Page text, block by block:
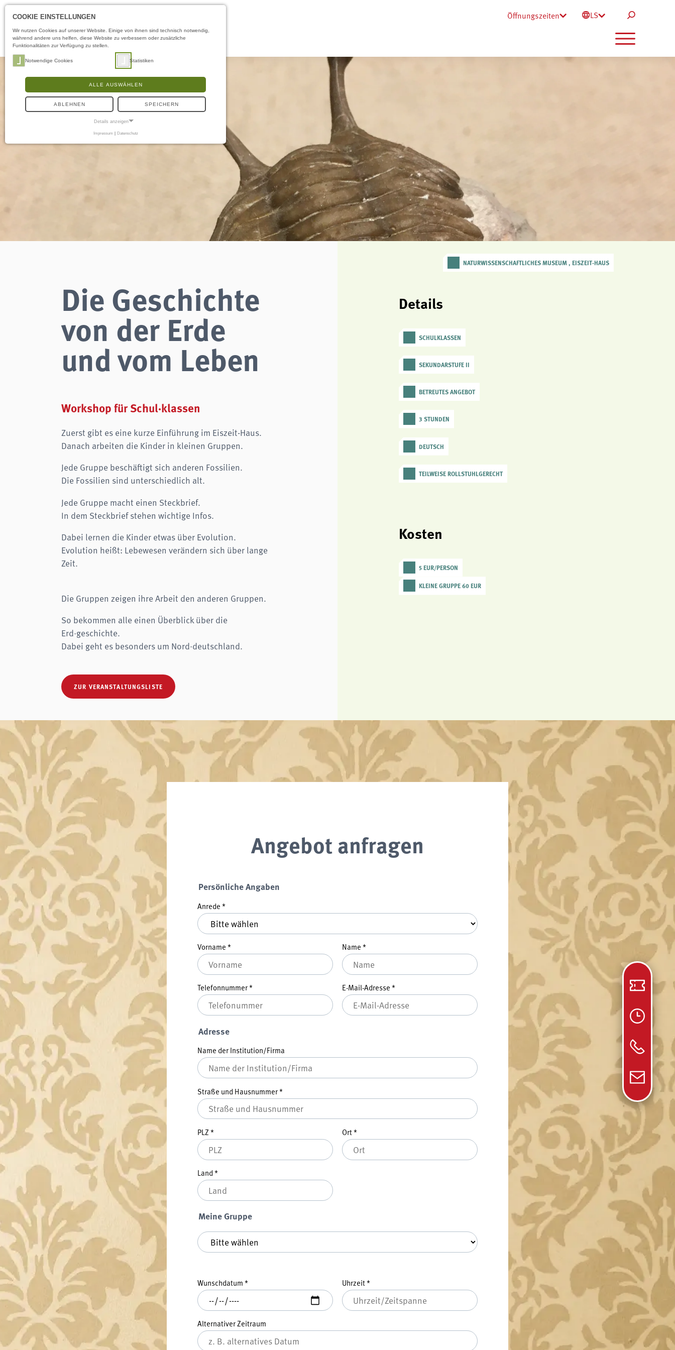
Öffnungszeiten LS
Die Geschichte
von der Erde
und vom Leben
Workshop für Schul·klassen
Zuerst gibt es eine kurze Einführung im Eiszeit-Haus.
Danach arbeiten die Kinder in kleinen Gruppen.
Jede Gruppe beschäftigt sich anderen Fossilien.
Die Fossilien sind unterschiedlich alt.
Jede Gruppe macht einen Steckbrief.
In dem Steckbrief stehen wichtige Infos.
Dabei lernen die Kinder etwas über Evolution.
Evolution heißt: Lebewesen verändern sich über lange
Zeit.
Die Gruppen zeigen ihre Arbeit den anderen Gruppen.
So bekommen alle einen Überblick über die
Erd·geschichte.
Dabei geht es besonders um Nord·deutschland.
ZUR VERANSTALTUNGSLISTE
NATURWISSENSCHAFTLICHES MUSEUM , EISZEIT-HAUS
Details
SCHULKLASSEN
SEKUNDARSTUFE II
BETREUTES ANGEBOT
3 STUNDEN
DEUTSCH
TEILWEISE ROLLSTUHLGERECHT
Kosten
5 EUR/PERSON
KLEINE GRUPPE 60 EUR
Angebot anfragen
Persönliche Angaben
Anrede *
Vorname * Name *
Telefonnummer* E-Mail-Adresse *
Adresse
Name der Institution/Firma
Straße und Hausnummer*
PLZ * Ort*
Land*
Meine Gruppe
Meine Gruppe*
Wunschdatum * Uhrzeit*
Alternativer Zeitraum
COOKIE EINSTELLUNGEN
Wir nutzen Cookies auf unserer Website. Einige von ihnen sind technisch notwendig,
während andere uns helfen, diese Website zu verbessern oder zusätzliche
Funktionalitäten zur Verfügung zu stellen.
Notwendige Cookies Statistiken
ALLE AUSWÄHLEN
ABLEHNEN SPEICHERN
Details anzeigen
Cookie Laufzeit: Session
Dieser Cookie speichert die ausgewählten Einverständnis-
Optionen des Benutzers
Wir verwenden Matomo für anonyme Website-Analysen, um unsere Dienste zu
verbessern. Es werden keine Cookies gespeichert.
Impressum | Datenschutz